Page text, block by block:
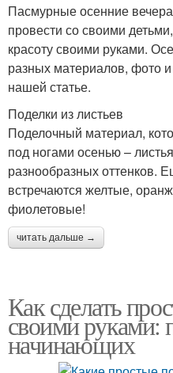
Пасмурные осенние
провести со своими
красоту своими руками.
разных материалов, фото
нашей статье.
Поделки из листьев
Поделочный материал,
под ногами осенью –
разнообразных оттенков.
встречаются желтые,
фиолетовые!
читать дальше →
Как сделать
своими руками:
начинающих